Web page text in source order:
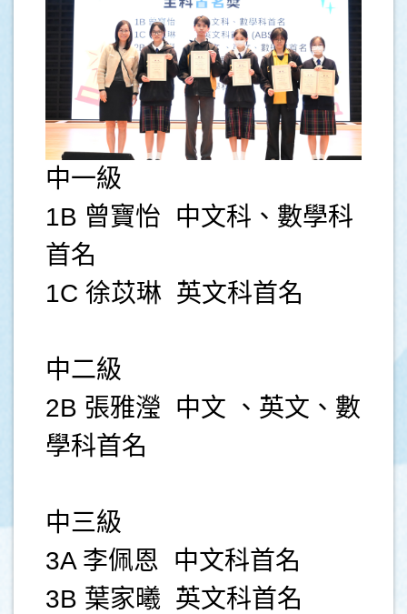
中一級
1B 曾寶怡 中文科、數學科
首名
1C 徐苡琳 英文科首名
中二級
2B 張雅瀅 中文 、英文、數
學科首名
中三級
3A 李佩恩 中文科首名
3B 葉家曦 英文科首名